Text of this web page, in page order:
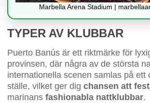
Marbella Arena Stadium |
TYPER AV KLUBBAR
Puerto Banús är ett riktmärke för
provinsen, där några av de största
internationella scenen samlas på ett
ställe, vilket ger dig chansen att
marinans fashionabla nattklubbar.